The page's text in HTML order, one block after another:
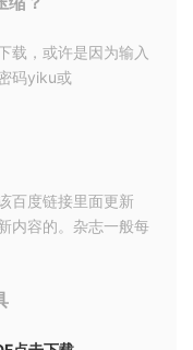
载，或许是因为输入
码yiku或
百度链接里面更新
内容的。杂志一般每